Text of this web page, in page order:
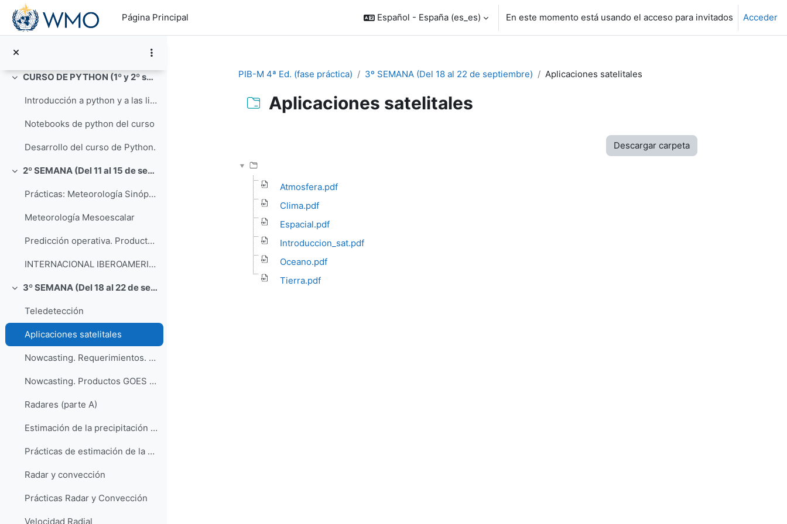
Salta al contenido principal
Página Principal
Español - España ‎(es_es)‎ En este momento está usando el acceso para invitados Acceder
Modelos climáticos
Colapsar CURSO DE PYTHON (1º y 2º semana)
Introducción a python y a las librerías científicas
Notebooks de python del curso
Desarrollo del curso de Python.
Colapsar 2º SEMANA (Del 11 al 15 de septiembre)
Prácticas: Meteorología Sinóptica
Meteorología Mesoescalar
Predicción operativa. Productos y uso del EPS del ECMWF
INTERNACIONAL IBEROAMERICA 2023 MTG
Colapsar 3º SEMANA (Del 18 al 22 de septiembre)
Teledetección
Aplicaciones satelitales
Nowcasting. Requerimientos. Herramientas. Decalogo NWC.
Nowcasting. Productos GOES para convección, nieblas y turbulencia
Radares (parte A)
Estimación de la precipitación con radar
Prácticas de estimación de la precipitación
Radar y convección
Prácticas Radar y Convección
Velocidad Radial
PIB-M 4ª Ed. (fase práctica) 3º SEMANA (Del 18 al 22 de septiembre) Aplicaciones satelitales
Aplicaciones satelitales
Descargar carpeta
Atmosfera.pdf
Clima.pdf
Espacial.pdf
Introduccion_sat.pdf
Oceano.pdf
Tierra.pdf